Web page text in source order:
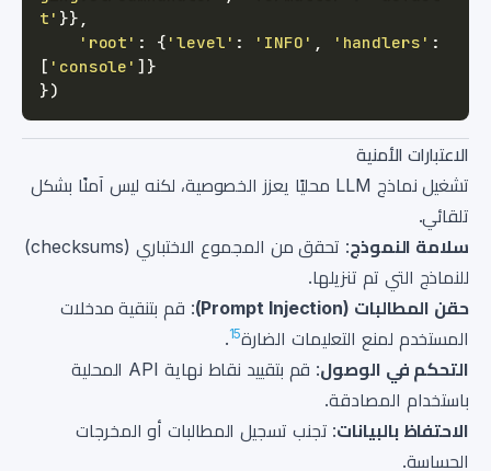
t' }} ,
'root' : { 'level' : 'INFO' , 'handlers' :
[ 'console' ] }
})
الاعتبارات الأمنية
تشغيل نماذج LLM محليًا يعزز الخصوصية، لكنه ليس آمنًا بشكل
تلقائي.
سلامة النموذج
: تحقق من المجموع الاختباري (checksums)
للنماذج التي تم تنزيلها.
حقن المطالبات (Prompt Injection)
: قم بتنقية مدخلات
المستخدم لمنع التعليمات الضارة15
.
التحكم في الوصول
: قم بتقييد نقاط نهاية API المحلية
باستخدام المصادقة.
الاحتفاظ بالبيانات: تجنب تسجيل المطالبات أو المخرجات
الحساسة.